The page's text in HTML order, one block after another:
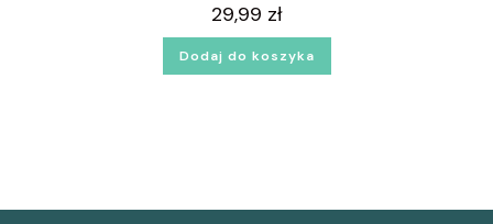
29,99 zł
Dodaj do koszyka